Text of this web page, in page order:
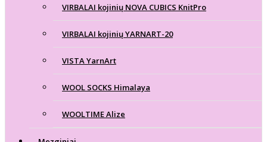
VIRBALAI kojinių NOVA CUBICS KnitPro
VIRBALAI kojinių YARNART-20
VISTA YarnArt
WOOL SOCKS Himalaya
WOOLTIME Alize